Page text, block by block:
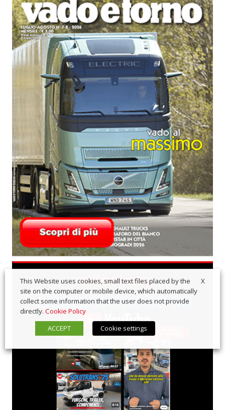
X
This Website uses cookies, small text files placed by the
site on the computer or mobile device, which automatically
collect some information that the user does not provide
directly. Cookie Policy
ACCEPT
Cookie settings